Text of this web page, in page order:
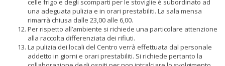
celle frigo e degli scomparti per le stoviglie è subordinato ad
una adeguata pulizia e in orari prestabiliti. La sala mensa
rimarrà chiusa dalle 23,00 alle 6,00.
Per rispetto all’ambiente si richiede una particolare attenzione
alla raccolta differenziata dei rifiuti.
La pulizia dei locali del Centro verrà effettuata dal personale
addetto in giorni e orari prestabiliti. Si richiede pertanto la